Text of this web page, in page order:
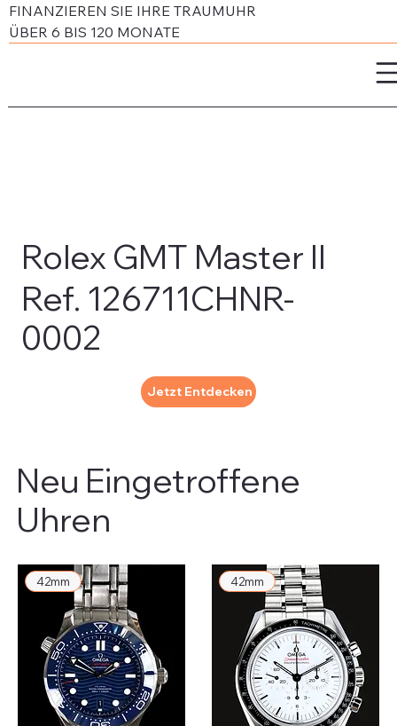
FINANZIEREN SIE IHRE TRAUMUHR
ÜBER 6 BIS 120 MONATE
Rolex GMT Master II
Ref. 126711CHNR-
0002
Jetzt Entdecken
Neu Eingetroffene
Uhren
42mm 42mm